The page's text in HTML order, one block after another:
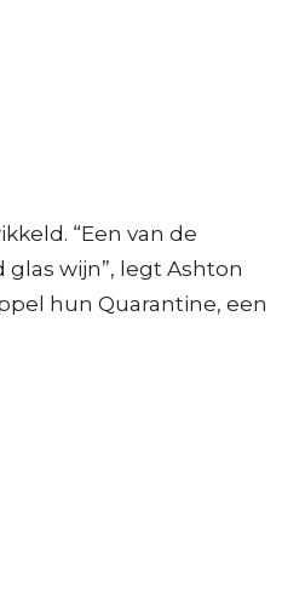
“Een van de
wijn”, legt Ashton
hun Quarantine, een